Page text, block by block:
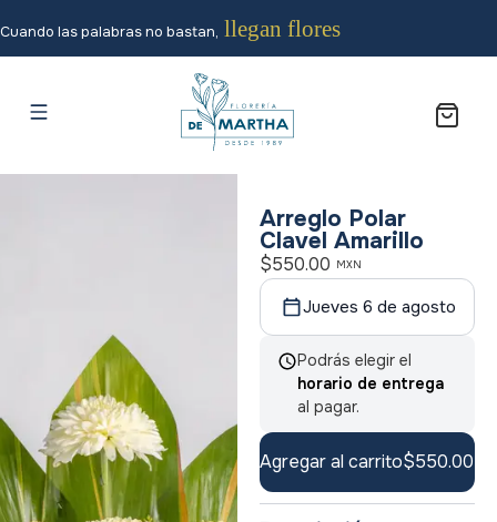
Cuando las palabras no bastan, llegan flores
Arreglo Polar
Clavel Amarillo
$550.00 MXN
Jueves 6 de agosto
Podrás elegir el
horario de entrega
al pagar.
Agregar al carrito$550.00